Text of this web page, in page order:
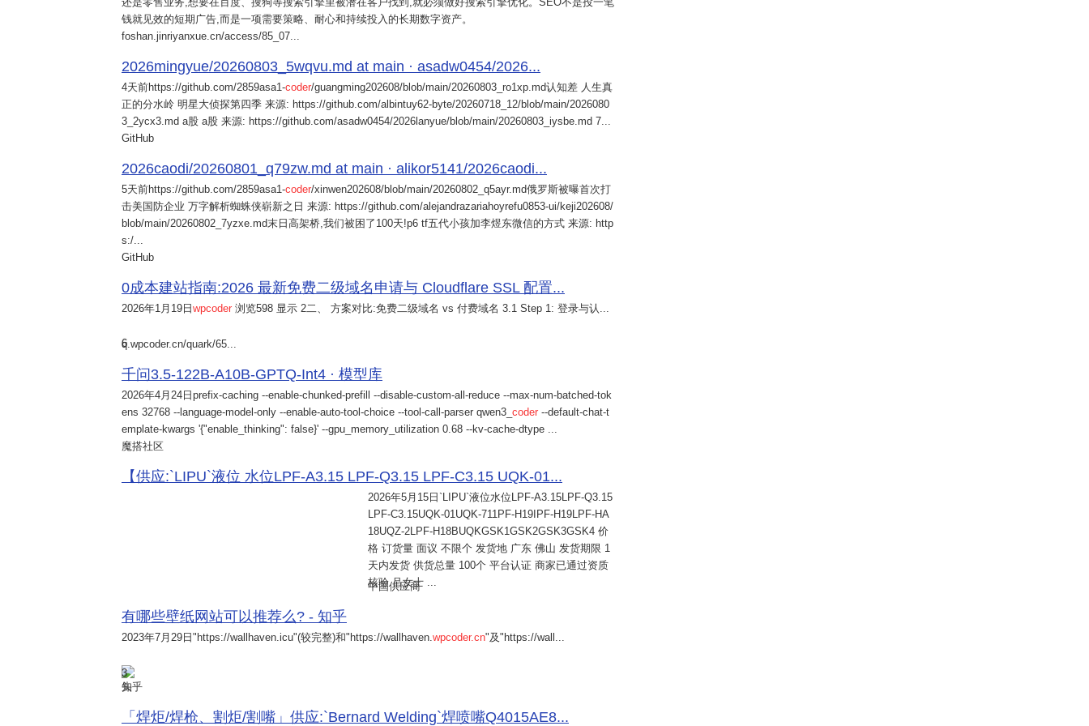
钱就见效的短期广告,而是一项需要策略、耐心和持续投入的长期数字资产。
foshan.jinriyanxue.cn/access/85_07...
2026mingyue/20260803_5wqvu.md at main · asadw0454/2026...
4天前https://github.com/2859asa1-coder/guangming202608/blob/main/20260803_ro1xp.md认知差 人生真
正的分水岭 明星大侦探第四季 来源: https://github.com/albintuy62-byte/20260718_12/blob/main/2026080
3_2ycx3.md a股 a股 来源: https://github.com/asadw0454/2026lanyue/blob/main/20260803_iysbe.md 7...
GitHub
2026caodi/20260801_q79zw.md at main · alikor5141/2026caodi...
5天前https://github.com/2859asa1-coder/xinwen202608/blob/main/20260802_q5ayr.md俄罗斯被曝首次打
击美国防企业 万字解析蜘蛛侠崭新之日 来源: https://github.com/alejandrazariahoyrefu0853-ui/keji202608/
blob/main/20260802_7yzxe.md末日高架桥,我们被困了100天!p6 tf五代小孩加李煜东微信的方式 来源: http
s:/...
GitHub
0成本建站指南:2026 最新免费二级域名申请与 Cloudflare SSL 配置...
2026年1月19日wpcoder 浏览598 显示 2二、 方案对比:免费二级域名 vs 付费域名 3.1 Step 1: 登录与认...
6
q.wpcoder.cn/quark/65...
千问3.5-122B-A10B-GPTQ-Int4 · 模型库
2026年4月24日 prefix-caching --enable-chunked-prefill --disable-custom-all-reduce --max-num-batched-tok
ens 32768 --language-model-only --enable-auto-tool-choice --tool-call-parser qwen3_ coder --default-chat-t
emplate-kwargs '{"enable_thinking": false}' --gpu_memory_utilization 0.68 --kv-cache-dtype ...
魔搭社区
【供应:`LIPU`液位 水位LPF-A3.15 LPF-Q3.15 LPF-C3.15 UQK-01...
2026年5月15日 `LIPU`液位水位LPF-A3.15LPF-Q3.15
LPF-C3.15UQK-01UQK-711PF-H19IPF-H19LPF-HA
18UQZ-2LPF-H18BUQKGSK1GSK2GSK3GSK4 价
格 订货量 面议 不限个 发货地 广东 佛山 发货期限 1
天内发货 供货总量 100个 平台认证 商家已通过资质
核验 吕女士 ...
中国供应商
有哪些壁纸网站可以推荐么? - 知乎
2023年7月29日 "https://wallhaven.icu"(较完整)和"https://wallhaven.wpcoder.cn"及"https://wall...
3
知乎
「焊炬/焊枪、割炬/割嘴」供应:`Bernard Welding`焊喷嘴Q4015AE8...